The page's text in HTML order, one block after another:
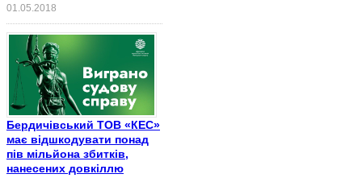
01.05.2018
Бердичівський ТОВ «КЕС»
має відшкодувати понад
пів мільйона збитків,
нанесених довкіллю